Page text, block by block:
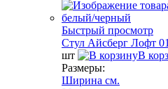
Быстрый просмотр
Стул Айсберг Лофт
шт
В
Размеры:
Ширина см.